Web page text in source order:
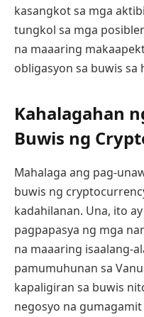
kasangkot sa mga
tungkol sa mga
na maaaring
obligasyon sa buwis sa
Kahalagahan
Buwis ng
Mahalaga ang pag-
buwis ng
kadahilanan. Una, ito
pagpapasya ng mga
na maaaring isaalang-
pamumuhunan sa
kapaligiran sa buwis
negosyo na